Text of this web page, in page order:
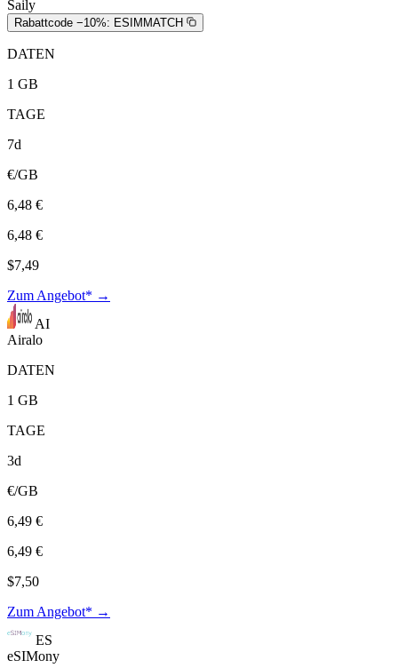
Saily
Rabattcode −10%: ESIMMATCH
DATEN
1 GB
TAGE
7d
€/GB
6,48 €
6,48 €
$7,49
Zum Angebot* →
AI
Airalo
DATEN
1 GB
TAGE
3d
€/GB
6,49 €
6,49 €
$7,50
Zum Angebot* →
ES
eSIMony